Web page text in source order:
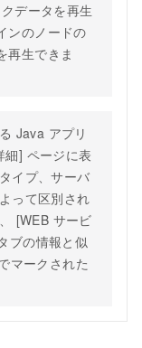
データを再生
ンのノードの
再生できま
Java アプリ
細] ページに表
イプ、サーバ
って区別され
[WEB サービ
ブの情報と似
マークされた